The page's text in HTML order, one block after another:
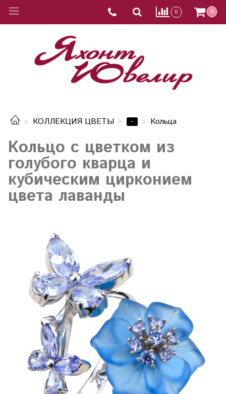
0 0
КОЛЛЕКЦИЯ ЦВЕТЫ - Кольца
Кольцо с цветком из
голубого кварца и
кубическим цирконием
цвета лаванды